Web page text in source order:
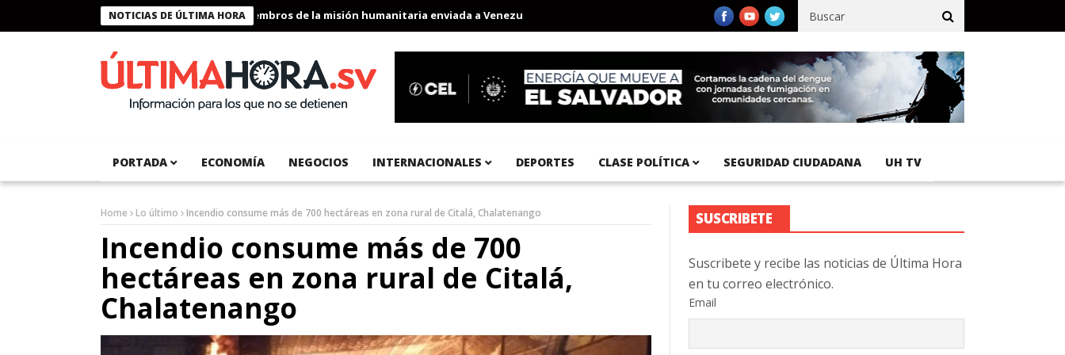
NOTICIAS DE ÚLTIMA HORA
Presidente Bukele condecora a miembros de la misión humanitaria enviada a Venezuela Aeropuerto Internacional del Pacífico registra 92 % de avance en obras de terracería
PORTADA ECONOMÍA NEGOCIOS INTERNACIONALES DEPORTES CLASE POLÍTICA SEGURIDAD CIUDADANA UH TV
Home Lo último Incendio consume más de 700 hectáreas en zona rural de Citalá, Chalatenango
Incendio consume más de 700
hectáreas en zona rural de Citalá,
Chalatenango
SUSCRIBETE
Suscribete y recibe las noticias de Última Hora
en tu correo electrónico.
Email